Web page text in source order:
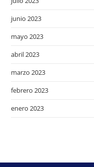
junio 2023
mayo 2023
abril 2023
marzo 2023
febrero 2023
enero 2023